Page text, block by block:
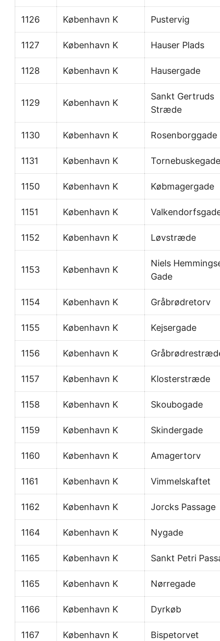
1126 København K Pustervig
1127 København K Hauser Plads
1128 København K Hausergade
1129 København K
Sankt Gertruds
Stræde
1130 København K Rosenborggade
1131 København K Tornebuskegade
1150 København K Købmagergade
1151 København K
1152 København K Løvstræde
1153 København K
Niels
Gade
1154 København K Gråbrødretorv
1155 København K Kejsergade
1156 København K
1157 København K Klosterstræde
1158 København K Skoubogade
1159 København K Skindergade
1160 København K Amagertorv
1161 København K Vimmelskaftet
1162 København K Jorcks Passage
1164 København K Nygade
1165 København K Sankt Petri
1165 København K Nørregade
1166 København K Dyrkøb
1167 København K Bispetorvet